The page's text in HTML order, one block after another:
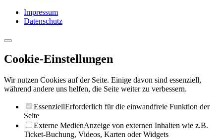
Impressum
Datenschutz
Cookie-Einstellungen
Wir nutzen Cookies auf der Seite. Einige davon sind essenziell,
während andere uns helfen, die Seite weiter zu verbessern.
EssenziellErforderlich für die einwandfreie Funktion der
Seite
Externe MedienAnzeige von externen Inhalten wie z.B.
Ticket-Buchung, Videos, Karten oder Widgets